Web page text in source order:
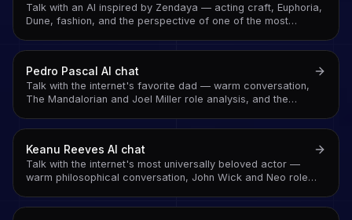
Talk with an AI inspired by Zendaya — acting craft, Euphoria,
Dune, fashion, and the perspective of one of the most
Pedro Pascal AI chat
Talk with the internet's favorite dad — warm conversation,
The Mandalorian and Joel Miller role analysis, and the
universally beloved with genuine, self-deprecating grace
Keanu Reeves AI chat
Talk with the internet's most universally beloved actor —
warm philosophical conversation, John Wick and Neo role
fame with a humility that reads as genuine because it is